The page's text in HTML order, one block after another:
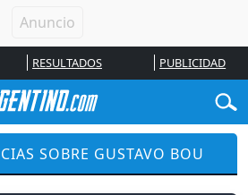
RESULTADOS PUBLICIDAD
SOBRE GUSTAVO BOU